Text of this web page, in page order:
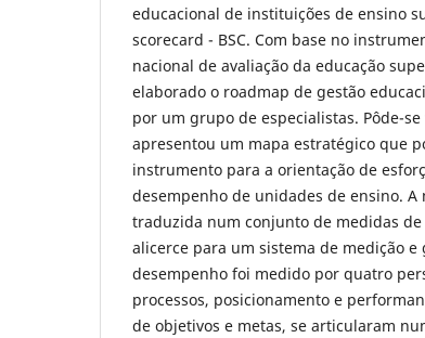
educacional de instituições de ensino
scorecard - BSC. Com base no
nacional de avaliação da educação
elaborado o roadmap de gestão
por um grupo de especialistas. Pôde-
apresentou um mapa estratégico que
instrumento para a orientação de
desempenho de unidades de ensino.
traduzida num conjunto de medidas
alicerce para um sistema de medição
desempenho foi medido por quatro
processos, posicionamento e
de objetivos e metas, se articularam